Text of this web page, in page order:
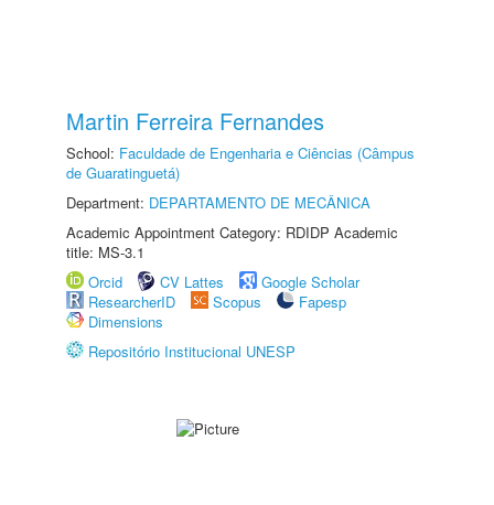
Martin Ferreira Fernandes
School: Faculdade de Engenharia e Ciências (Câmpus
de Guaratinguetá)
Department: DEPARTAMENTO DE MECÂNICA
Academic Appointment Category: RDIDP Academic
title: MS-3.1
Orcid
CV Lattes
Google Scholar
ResearcherID
Scopus
Fapesp
Dimensions
Repositório Institucional UNESP